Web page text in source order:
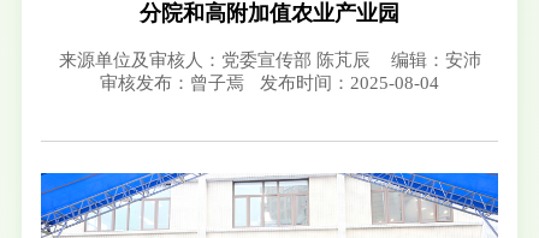
分院和高附加值农业产业园
来源单位及审核人：党委宣传部 陈芃辰
编辑：安沛
审核发布：曾子焉
发布时间：2025-08-04